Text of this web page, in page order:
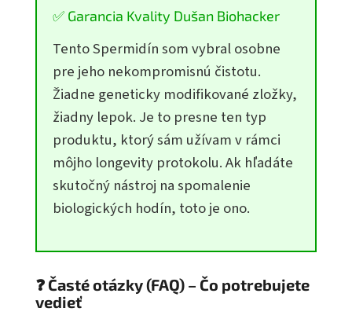
✅ Garancia Kvality Dušan Biohacker
Tento Spermidín som vybral osobne
pre jeho nekompromisnú čistotu.
Žiadne geneticky modifikované zložky,
žiadny lepok. Je to presne ten typ
produktu, ktorý sám užívam v rámci
môjho longevity protokolu. Ak hľadáte
skutočný nástroj na spomalenie
biologických hodín, toto je ono.
❓ Časté otázky (FAQ) – Čo potrebujete
vedieť